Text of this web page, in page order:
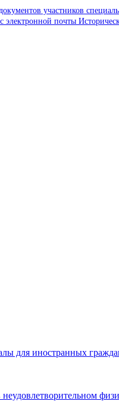
участников
почты
для иностранных